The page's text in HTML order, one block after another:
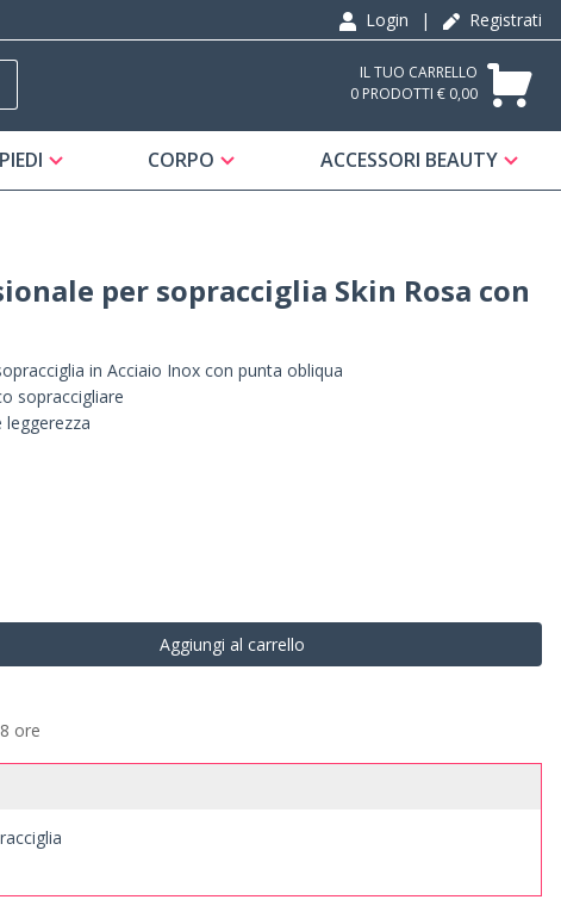
Login | Registrati
IL TUO CARRELLO
0 PRODOTTI € 0,00
PIEDI CORPO ACCESSORI BEAUTY
per sopracciglia Skin Rosa con
in Acciaio Inox con punta obliqua
sopraccigliare
leggerezza
Aggiungi al carrello
ore